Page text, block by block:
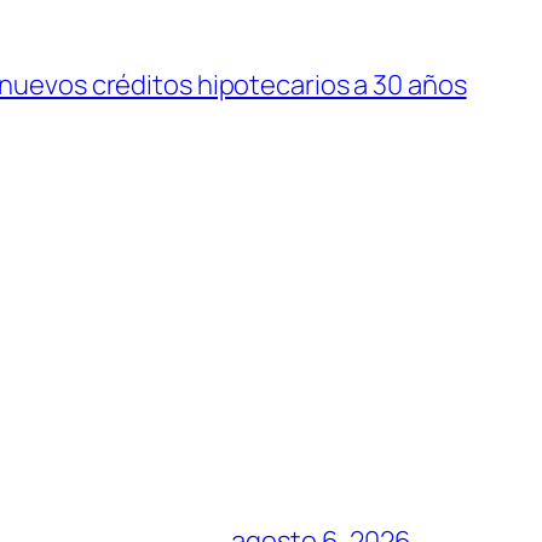
créditos hipotecarios a 30 años